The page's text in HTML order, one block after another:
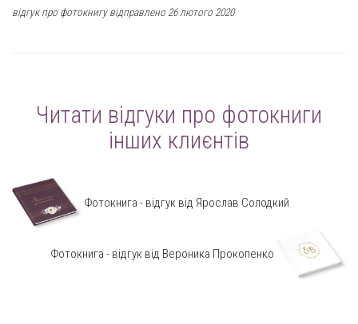
відгук про фотокнигу відправлено 26 лютого 2020
Читати відгуки про фотокниги
інших клиєнтів
Фотокнига - відгук від Ярослав Солодкий
Фотокнига - відгук від Вероника Прокопенко